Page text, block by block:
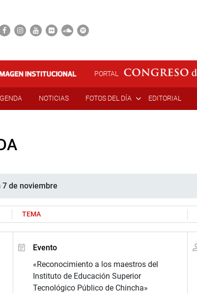
PORTAL
NOTICIAS FOTOS DEL DÍA EDITORIAL
7 de noviembre
TEMA
Evento
«Reconocimiento a los maestros del
Instituto de Educación Superior
Tecnológico Público de Chincha»